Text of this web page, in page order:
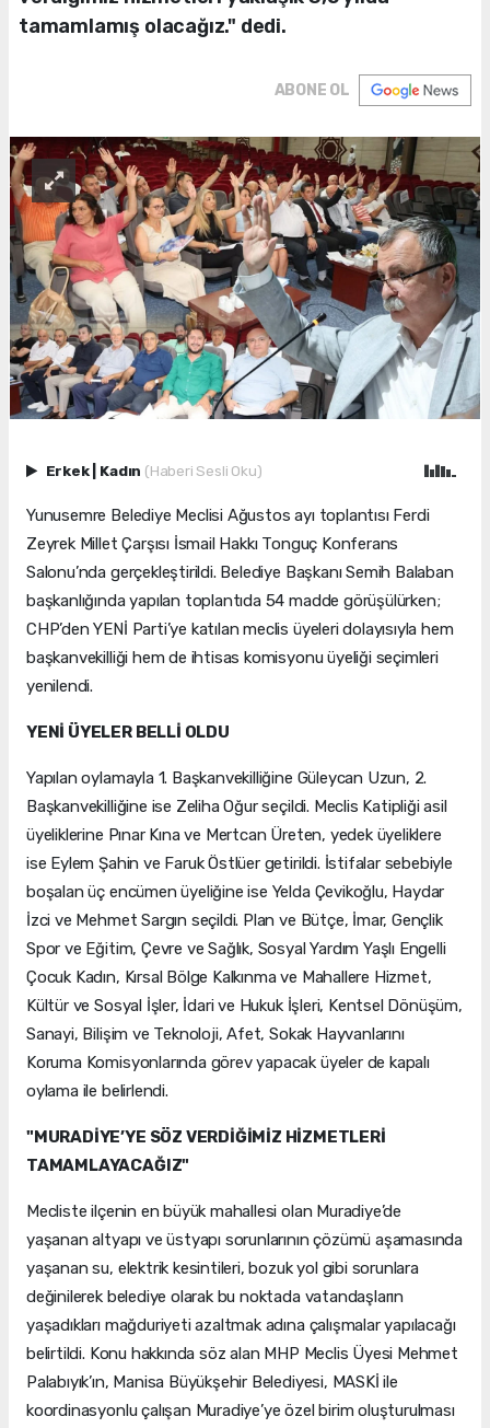
tamamlamış olacağız." dedi.
ABONE OL
Erkek Kadın (Haberi Sesli Oku)
Yunusemre Belediye Meclisi Ağustos ayı toplantısı Ferdi
Zeyrek Millet Çarşısı İsmail Hakkı Tonguç Konferans
Salonu’nda gerçekleştirildi. Belediye Başkanı Semih Balaban
başkanlığında yapılan toplantıda 54 madde görüşülürken;
CHP’den YENİ Parti’ye katılan meclis üyeleri dolayısıyla hem
başkanvekilliği hem de ihtisas komisyonu üyeliği seçimleri
yenilendi.
YENİ ÜYELER BELLİ OLDU
Yapılan oylamayla 1. Başkanvekilliğine Güleycan Uzun, 2.
Başkanvekilliğine ise Zeliha Oğur seçildi. Meclis Katipliği asil
üyeliklerine Pınar Kına ve Mertcan Üreten, yedek üyeliklere
ise Eylem Şahin ve Faruk Östlüer getirildi. İstifalar sebebiyle
boşalan üç encümen üyeliğine ise Yelda Çevikoğlu, Haydar
İzci ve Mehmet Sargın seçildi. Plan ve Bütçe, İmar, Gençlik
Spor ve Eğitim, Çevre ve Sağlık, Sosyal Yardım Yaşlı Engelli
Çocuk Kadın, Kırsal Bölge Kalkınma ve Mahallere Hizmet,
Kültür ve Sosyal İşler, İdari ve Hukuk İşleri, Kentsel Dönüşüm,
Sanayi, Bilişim ve Teknoloji, Afet, Sokak Hayvanlarını
Koruma Komisyonlarında görev yapacak üyeler de kapalı
oylama ile belirlendi.
"MURADİYE’YE SÖZ VERDİĞİMİZ HİZMETLERİ
TAMAMLAYACAĞIZ"
Mecliste ilçenin en büyük mahallesi olan Muradiye’de
yaşanan altyapı ve üstyapı sorunlarının çözümü aşamasında
yaşanan su, elektrik kesintileri, bozuk yol gibi sorunlara
değinilerek belediye olarak bu noktada vatandaşların
yaşadıkları mağduriyeti azaltmak adına çalışmalar yapılacağı
belirtildi. Konu hakkında söz alan MHP Meclis Üyesi Mehmet
Palabıyık’ın, Manisa Büyükşehir Belediyesi, MASKİ ile
koordinasyonlu çalışan Muradiye’ye özel birim oluşturulması